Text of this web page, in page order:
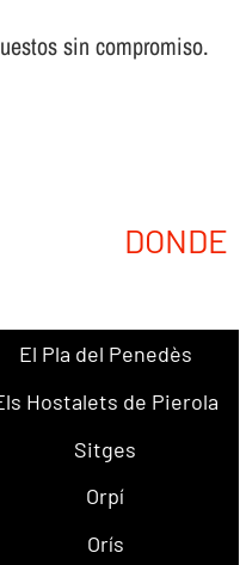
sin compromiso.
DONDE
El Pla del Penedès
Hostalets de Pierola
Sitges
Orpí
Orís